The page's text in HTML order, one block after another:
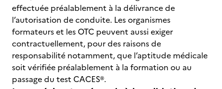
effectuée préalablement à la délivrance de
l’autorisation de conduite. Les organismes
formateurs et les OTC peuvent aussi exiger
contractuellement, pour des raisons de
responsabilité notamment, que l’aptitude médicale
soit vérifiée préalablement à la formation ou au
passage du test CACES®.